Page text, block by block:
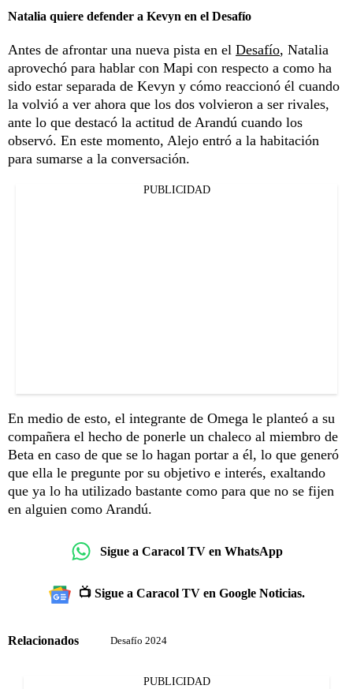
Natalia quiere defender a Kevyn en el Desafío
Antes de afrontar una nueva pista en el Desafío, Natalia
aprovechó para hablar con Mapi con respecto a como ha
sido estar separada de Kevyn y cómo reaccionó él cuando
la volvió a ver ahora que los dos volvieron a ser rivales,
ante lo que destacó la actitud de Arandú cuando los
observó. En este momento, Alejo entró a la habitación
para sumarse a la conversación.
PUBLICIDAD
En medio de esto, el integrante de Omega le planteó a su
compañera el hecho de ponerle un chaleco al miembro de
Beta en caso de que se lo hagan portar a él, lo que generó
que ella le pregunte por su objetivo e interés, exaltando
que ya lo ha utilizado bastante como para que no se fijen
en alguien como Arandú.
Sigue a Caracol TV en WhatsApp
📺 Sigue a Caracol TV en Google Noticias.
Relacionados Desafío 2024
PUBLICIDAD